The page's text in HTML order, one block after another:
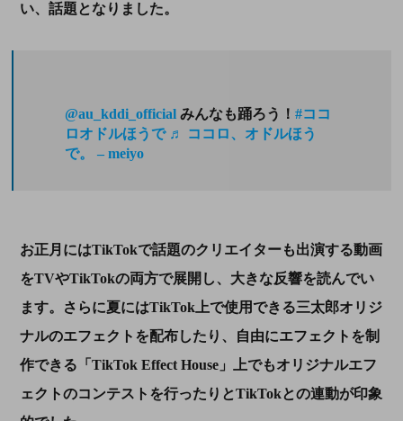
い、話題となりました。
@au_kddi_officialみんなも踊ろう！ #ココ
ロオドルほうで ♬ ココロ、オドルほう
で。 – meiyo
お正月にはTikTokで話題のクリエイターも出演する動画
をTVやTikTokの両方で展開し、大きな反響を読んでい
ます。さらに夏にはTikTok上で使用できる三太郎オリジ
ナルのエフェクトを配布したり、自由にエフェクトを制
作できる「 TikTok Effect House」上でもオリジナルエフ
ェクトのコンテストを行ったりとTikTokとの連動が印象